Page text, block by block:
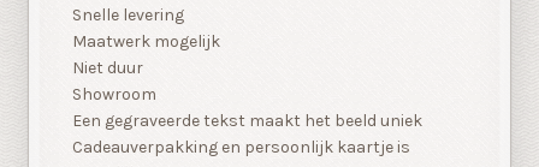
Snelle levering
Maatwerk mogelijk
Niet duur
Showroom
Een gegraveerde tekst maakt het beeld uniek
Cadeauverpakking en persoonlijk kaartje is